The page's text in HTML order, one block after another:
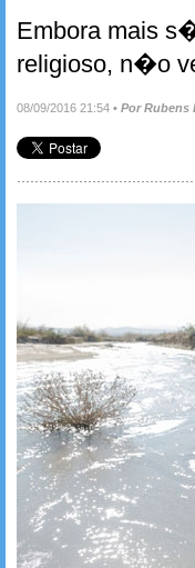
Embora mais
religioso, n�o
08/09/2016 21:54 • Por Rubens